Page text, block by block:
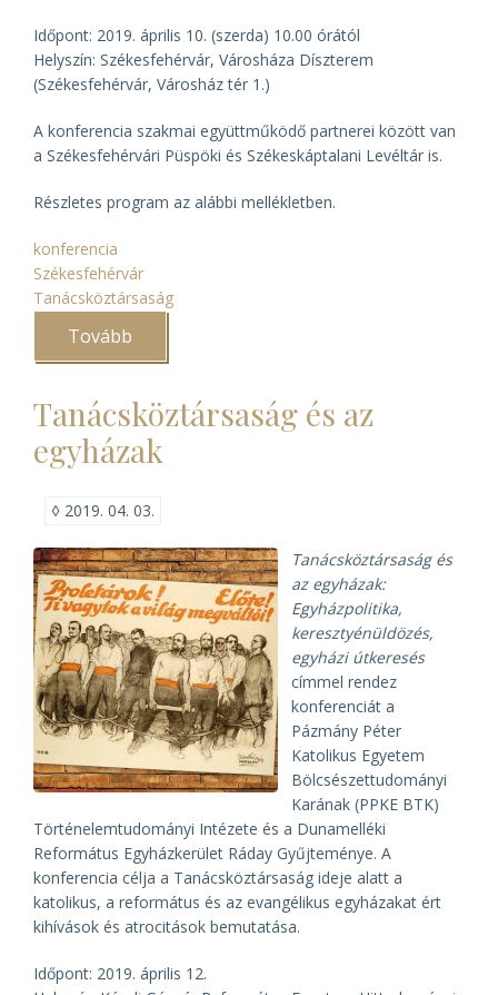
Időpont: 2019. április 10. (szerda) 10.00 órától
Helyszín: Székesfehérvár, Városháza Díszterem
(Székesfehérvár, Városház tér 1.)
A konferencia szakmai együttműködő partnerei között van
a Székesfehérvári Püspöki és Székeskáptalani Levéltár is.
Részletes program az alábbi mellékletben.
konferencia
Székesfehérvár
Tanácsköztársaság
Tovább
s
jött”)
Tanácsköztársaság és az
egyházak
◊ 2019. 04. 03.
Tanácsköztársaság és
az egyházak:
Egyházpolitika,
keresztyénüldözés,
egyházi útkeresés
címmel rendez
konferenciát a
Pázmány Péter
Katolikus Egyetem
Bölcsészettudományi
Karának (PPKE BTK)
Történelemtudományi Intézete és a Dunamelléki
Református Egyházkerület Ráday Gyűjteménye. A
konferencia célja a Tanácsköztársaság ideje alatt a
katolikus, a református és az evangélikus egyházakat ért
kihívások és atrocitások bemutatása.
Időpont: 2019. április 12.